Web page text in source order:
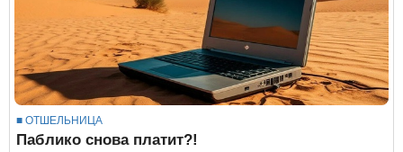
■ ОТШЕЛЬНИЦА
Паблико снова платит?!